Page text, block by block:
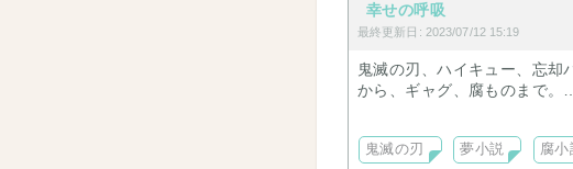
幸せの呼吸
最終更新日: 2023/07/12 15:19
鬼滅の刃、ハイキュー、忘却
から、ギャグ、腐ものまで。
鬼滅の刃 夢小説 腐小